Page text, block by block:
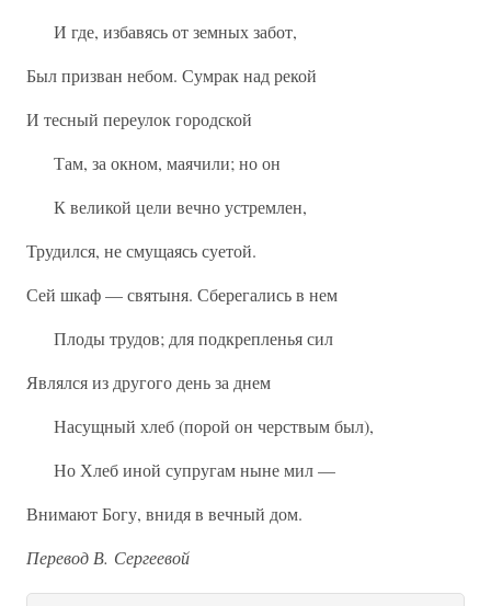
И где, избавясь от земных забот,
Был призван небом. Сумрак над рекой
И тесный переулок городской
Там, за окном, маячили; но он
К великой цели вечно устремлен,
Трудился, не смущаясь суетой.
Сей шкаф — святыня. Сберегались в нем
Плоды трудов; для подкрепленья сил
Являлся из другого день за днем
Насущный хлеб (порой он черствым был),
Но Хлеб иной супругам ныне мил —
Внимают Богу, внидя в вечный дом.
Перевод В. Сергеевой